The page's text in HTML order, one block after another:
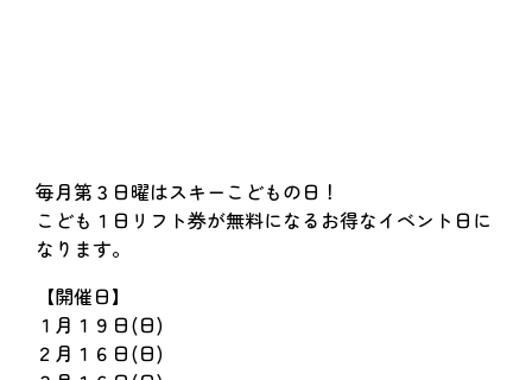
毎月第３日曜はスキーこどもの日！
こども１日リフト券が無料になるお得なイベント日に
なります。
【開催日】
１月１９日(日)
２月１６日(日)